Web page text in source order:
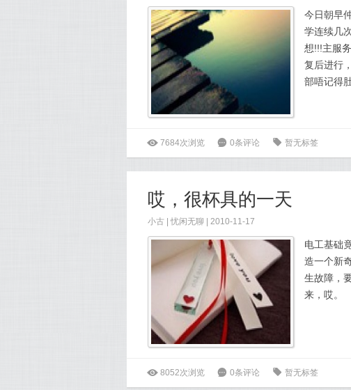
今日朝早
学连续几
想!!!主服
复后进行
部唔记得
ė 7684次浏览 6 0条评论 0 暂无标签
哎，很杯具的一天
小古 忧闲无聊 | 2010-11-17
电工基础
造一个新
生故障，
来，哎。
ė 8052次浏览 6 0条评论 0 暂无标签